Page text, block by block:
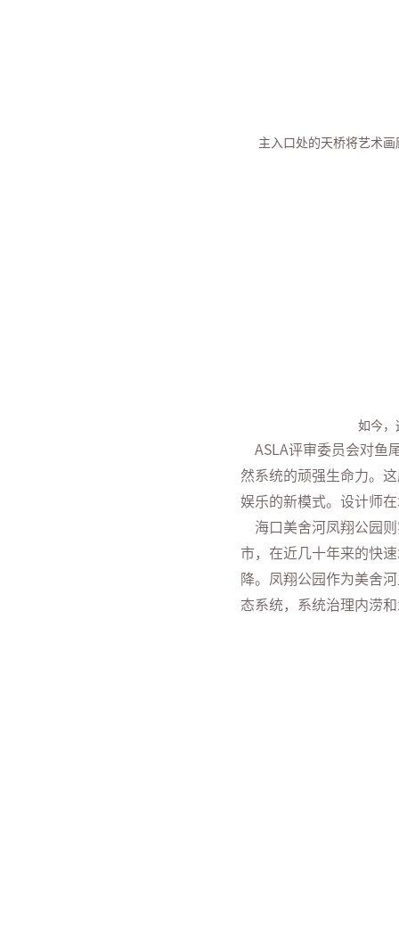
主入口处的天桥将艺术
如今，
ASLA评审委员会对鱼
然系统的顽强生命力。
娱乐的新模式。设计师
海口美舍河凤翔公园则
市，在近几十年来的快
降。凤翔公园作为美舍
态系统，系统治理内涝